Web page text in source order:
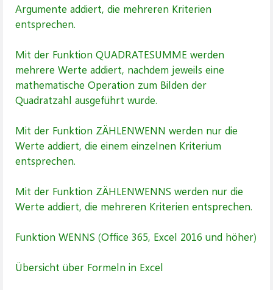
Argumente addiert, die mehreren Kriterien
entsprechen.
Mit der Funktion QUADRATESUMME werden
mehrere Werte addiert, nachdem jeweils eine
mathematische Operation zum Bilden der
Quadratzahl ausgeführt wurde.
Mit der Funktion ZÄHLENWENN werden nur die
Werte addiert, die einem einzelnen Kriterium
entsprechen.
Mit der Funktion ZÄHLENWENNS werden nur die
Werte addiert, die mehreren Kriterien entsprechen.
Funktion WENNS (Office 365, Excel 2016 und höher)
Übersicht über Formeln in Excel